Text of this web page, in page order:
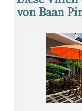
von Baan